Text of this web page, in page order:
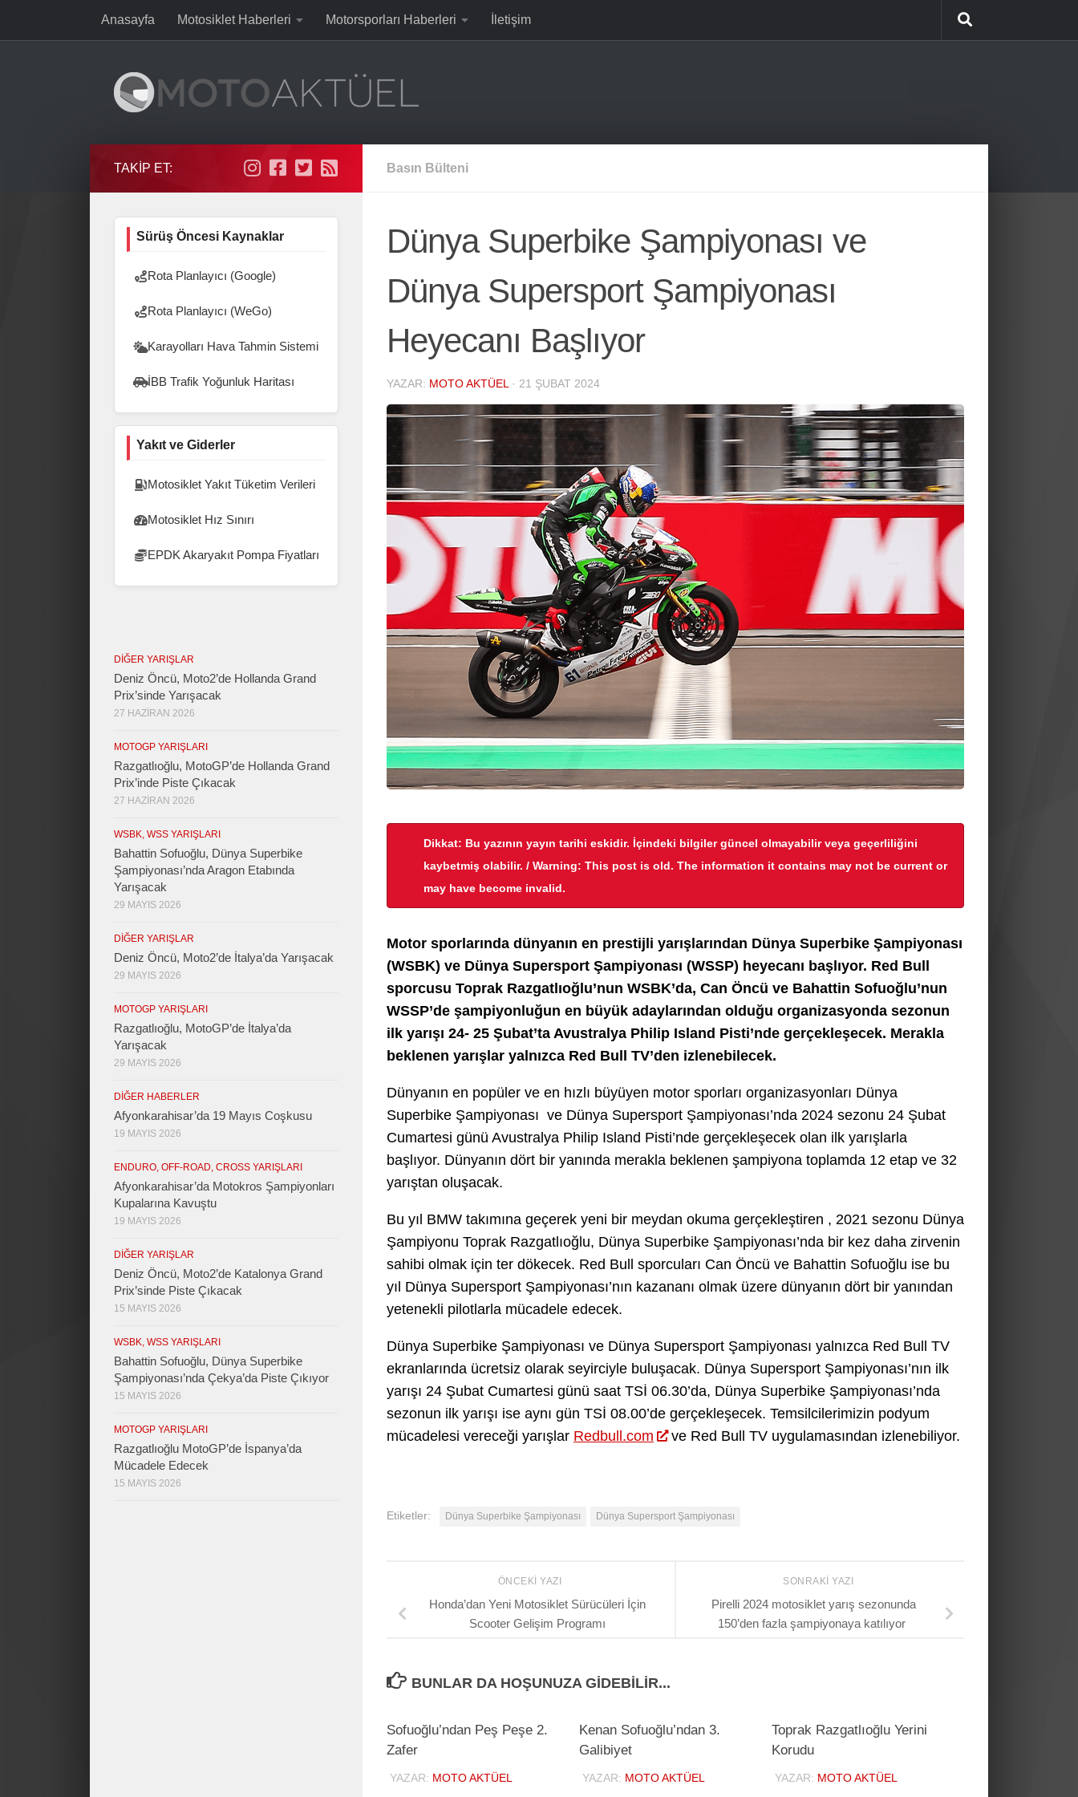
Skip to contentAnasayfa Motosiklet Haberleri Motorsporları Haberleri İletişim
Basın Bülteni
Dünya Superbike Şampiyonası ve
Dünya Supersport Şampiyonası
Heyecanı Başlıyor
YAZAR: MOTO AKTÜEL · 21 ŞUBAT 2024
Dikkat: Bu yazının yayın tarihi eskidir. İçindeki bilgiler güncel olmayabilir veya geçerliliğini
kaybetmiş olabilir. / Warning: This post is old. The information it contains may not be current or
may have become invalid.
Motor sporlarında dünyanın en prestijli yarışlarından Dünya Superbike Şampiyonası
(WSBK) ve Dünya Supersport Şampiyonası (WSSP) heyecanı başlıyor. Red Bull
sporcusu Toprak Razgatlıoğlu’nun WSBK’da, Can Öncü ve Bahattin Sofuoğlu’nun
WSSP’de şampiyonluğun en büyük adaylarından olduğu organizasyonda sezonun
ilk yarışı 24- 25 Şubat’ta Avustralya Philip Island Pisti’nde gerçekleşecek. Merakla
beklenen yarışlar yalnızca Red Bull TV’den izlenebilecek.
Dünyanın en popüler ve en hızlı büyüyen motor sporları organizasyonları Dünya
Superbike Şampiyonası ve Dünya Supersport Şampiyonası’nda 2024 sezonu 24 Şubat
Cumartesi günü Avustralya Philip Island Pisti’nde gerçekleşecek olan ilk yarışlarla
başlıyor. Dünyanın dört bir yanında merakla beklenen şampiyona toplamda 12 etap ve 32
yarıştan oluşacak.
Bu yıl BMW takımına geçerek yeni bir meydan okuma gerçekleştiren , 2021 sezonu Dünya
Şampiyonu Toprak Razgatlıoğlu, Dünya Superbike Şampiyonası’nda bir kez daha zirvenin
sahibi olmak için ter dökecek. Red Bull sporcuları Can Öncü ve Bahattin Sofuoğlu ise bu
yıl Dünya Supersport Şampiyonası’nın kazananı olmak üzere dünyanın dört bir yanından
yetenekli pilotlarla mücadele edecek.
Dünya Superbike Şampiyonası ve Dünya Supersport Şampiyonası yalnızca Red Bull TV
ekranlarında ücretsiz olarak seyirciyle buluşacak. Dünya Supersport Şampiyonası’nın ilk
yarışı 24 Şubat Cumartesi günü saat TSİ 06.30’da, Dünya Superbike Şampiyonası’nda
sezonun ilk yarışı ise aynı gün TSİ 08.00’de gerçekleşecek. Temsilcilerimizin podyum
mücadelesi vereceği yarışlar Redbull.com ve Red Bull TV uygulamasından izlenebiliyor.
Etiketler: Dünya Superbike Şampiyonası Dünya Supersport Şampiyonası
SONRAKI YAZI
Pirelli 2024 motosiklet yarış sezonunda
150’den fazla şampiyonaya katılıyor
ÖNCEKI YAZI
Honda’dan Yeni Motosiklet Sürücüleri İçin
Scooter Gelişim Programı
BUNLAR DA HOŞUNUZA GIDEBILIR...
Sofuoğlu’ndan Peş Peşe 2.
Zafer
YAZAR: MOTO AKTÜEL
Kenan Sofuoğlu’ndan 3.
Galibiyet
YAZAR: MOTO AKTÜEL
Toprak Razgatlıoğlu Yerini
Korudu
YAZAR: MOTO AKTÜEL
TAKIP ET:
Sürüş Öncesi Kaynaklar
Rota Planlayıcı (Google)
Rota Planlayıcı (WeGo)
Karayolları Hava Tahmin Sistemi
İBB Trafik Yoğunluk Haritası
Yakıt ve Giderler
Motosiklet Yakıt Tüketim Verileri
Motosiklet Hız Sınırı
EPDK Akaryakıt Pompa Fiyatları
DIĞER YARIŞLAR
Deniz Öncü, Moto2’de Hollanda Grand
Prix’sinde Yarışacak
27 HAZIRAN 2026
MOTOGP YARIŞLARI
Razgatlıoğlu, MotoGP’de Hollanda Grand
Prix’inde Piste Çıkacak
27 HAZIRAN 2026
WSBK, WSS YARIŞLARI
Bahattin Sofuoğlu, Dünya Superbike
Şampiyonası’nda Aragon Etabında
Yarışacak
29 MAYIS 2026
DIĞER YARIŞLAR
Deniz Öncü, Moto2’de İtalya’da Yarışacak
29 MAYIS 2026
MOTOGP YARIŞLARI
Razgatlıoğlu, MotoGP’de İtalya’da
Yarışacak
29 MAYIS 2026
DIĞER HABERLER
Afyonkarahisar’da 19 Mayıs Coşkusu
19 MAYIS 2026
ENDURO, OFF-ROAD, CROSS YARIŞLARI
Afyonkarahisar’da Motokros Şampiyonları
Kupalarına Kavuştu
19 MAYIS 2026
DIĞER YARIŞLAR
Deniz Öncü, Moto2’de Katalonya Grand
Prix’sinde Piste Çıkacak
15 MAYIS 2026
WSBK, WSS YARIŞLARI
Bahattin Sofuoğlu, Dünya Superbike
Şampiyonası’nda Çekya’da Piste Çıkıyor
15 MAYIS 2026
MOTOGP YARIŞLARI
Razgatlıoğlu MotoGP’de İspanya’da
Mücadele Edecek
15 MAYIS 2026